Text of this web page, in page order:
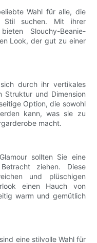
Wahl für alle, die
Stil suchen. Mit ihrer
Slouchy-Beanie-
Look, der gut zu einer
durch ihr vertikales
Struktur und Dimension
Option, die sowohl
kann, was sie zu
macht.
sollten Sie eine
ziehen. Diese
und plüschigen
einen Hauch von
warm und gemütlich
eine stilvolle Wahl für